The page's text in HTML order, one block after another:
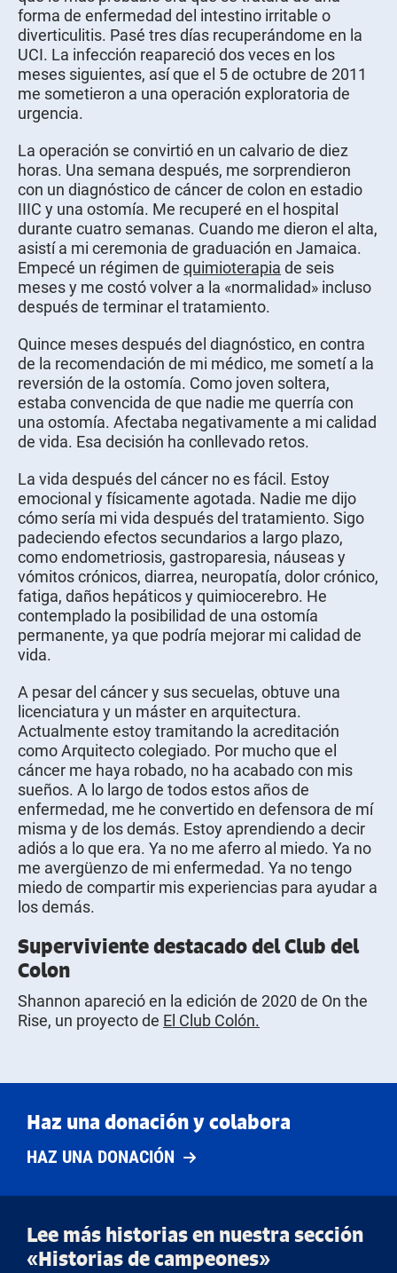
forma de enfermedad del intestino irritable o
diverticulitis. Pasé tres días recuperándome en la
UCI. La infección reapareció dos veces en los
meses siguientes, así que el 5 de octubre de 2011
me sometieron a una operación exploratoria de
urgencia.
La operación se convirtió en un calvario de diez
horas. Una semana después, me sorprendieron
con un diagnóstico de cáncer de colon en estadio
IIIC y una ostomía. Me recuperé en el hospital
durante cuatro semanas. Cuando me dieron el alta,
asistí a mi ceremonia de graduación en Jamaica.
Empecé un régimen de quimioterapia de seis
meses y me costó volver a la «normalidad» incluso
después de terminar el tratamiento.
Quince meses después del diagnóstico, en contra
de la recomendación de mi médico, me sometí a la
reversión de la ostomía. Como joven soltera,
estaba convencida de que nadie me querría con
una ostomía. Afectaba negativamente a mi calidad
de vida. Esa decisión ha conllevado retos.
La vida después del cáncer no es fácil. Estoy
emocional y físicamente agotada. Nadie me dijo
cómo sería mi vida después del tratamiento. Sigo
padeciendo efectos secundarios a largo plazo,
como endometriosis, gastroparesia, náuseas y
vómitos crónicos, diarrea, neuropatía, dolor crónico,
fatiga, daños hepáticos y quimiocerebro. He
contemplado la posibilidad de una ostomía
permanente, ya que podría mejorar mi calidad de
vida.
A pesar del cáncer y sus secuelas, obtuve una
licenciatura y un máster en arquitectura.
Actualmente estoy tramitando la acreditación
como Arquitecto colegiado. Por mucho que el
cáncer me haya robado, no ha acabado con mis
sueños. A lo largo de todos estos años de
enfermedad, me he convertido en defensora de mí
misma y de los demás. Estoy aprendiendo a decir
adiós a lo que era. Ya no me aferro al miedo. Ya no
me avergüenzo de mi enfermedad. Ya no tengo
miedo de compartir mis experiencias para ayudar a
los demás.
Superviviente destacado del Club del
Colon
Shannon apareció en la edición de 2020 de On the
Rise, un proyecto de El Club Colón.
Haz una donación y colabora
HAZ UNA DONACIÓN
Lee más historias en nuestra sección
«Historias de campeones»